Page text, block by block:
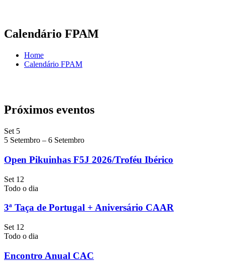
Calendário FPAM
Home
Calendário FPAM
Próximos eventos
Set 5
5 Setembro – 6 Setembro
Open Pikuinhas F5J 2026/Troféu Ibérico
Set 12
Todo o dia
3ª Taça de Portugal + Aniversário CAAR
Set 12
Todo o dia
Encontro Anual CAC